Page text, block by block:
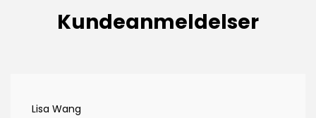
Kundeanmeldelser
Lisa Wang